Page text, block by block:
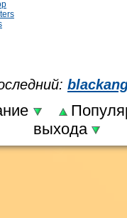
выхода